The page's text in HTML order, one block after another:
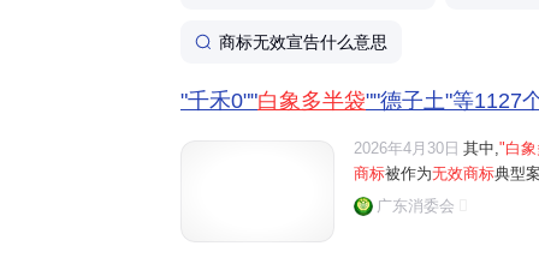
商标无效宣告什么意思
"千禾0""白象多半袋""德子土"等1127
2026年4月30日 其中, "白
商标被作为无效商标典型
广东消委会